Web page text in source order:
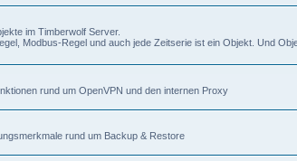
im Timberwolf Server.
Modbus-Regel und auch jede Zeitserie ist ein Objekt. Und
rund um OpenVPN und den internen Proxy
rund um Backup & Restore